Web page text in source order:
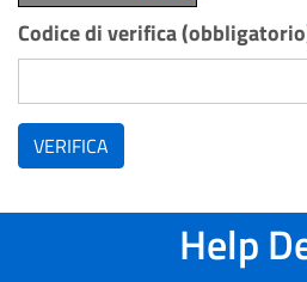
Codice di verifica
VERIFICA
Help